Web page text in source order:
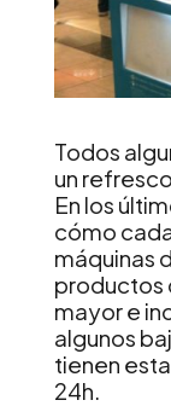
Todos
un
En los
cómo
máquinas
productos
mayor e
algunos
tienen
24h.